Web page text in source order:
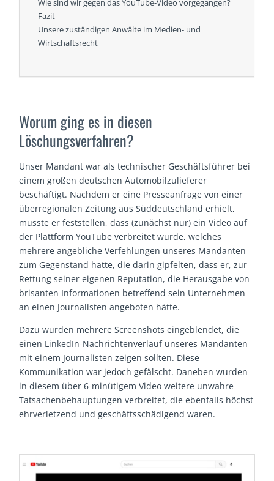
Wie sind wir gegen das YouTube-Video vorgegangen?
Fazit
Unsere zuständigen Anwälte im Medien- und
Wirtschaftsrecht
Worum ging es in diesen
Löschungsverfahren?
Unser Mandant war als technischer Geschäftsführer bei
einem großen deutschen Automobilzulieferer
beschäftigt. Nachdem er eine Presseanfrage von einer
überregionalen Zeitung aus Süddeutschland erhielt,
musste er feststellen, dass (zunächst nur) ein Video auf
der Plattform YouTube verbreitet wurde, welches
mehrere angebliche Verfehlungen unseres Mandanten
zum Gegenstand hatte, die darin gipfelten, dass er, zur
Rettung seiner eigenen Reputation, die Herausgabe von
brisanten Informationen betreffend sein Unternehmen
an einen Journalisten angeboten hätte.
Dazu wurden mehrere Screenshots eingeblendet, die
einen LinkedIn-Nachrichtenverlauf unseres Mandanten
mit einem Journalisten zeigen sollten. Diese
Kommunikation war jedoch gefälscht. Daneben wurden
in diesem über 6-minütigem Video weitere unwahre
Tatsachenbehauptungen verbreitet, die ebenfalls höchst
ehrverletzend und geschäftsschädigend waren.